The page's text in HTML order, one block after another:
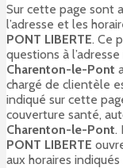
Sur cette page sont
l’adresse et les
PONT LIBERTE. Ce
questions à l’adresse
Charenton-le-Pont
chargé de clientèle
indiqué sur cette
couverture santé,
Charenton-le-Pont.
PONT LIBERTE
aux horaires